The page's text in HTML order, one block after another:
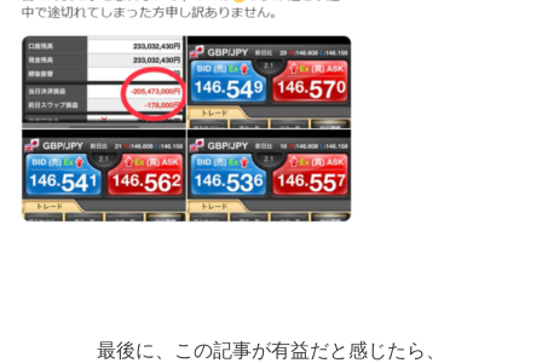
最後に、この記事が有益だと感じたら、